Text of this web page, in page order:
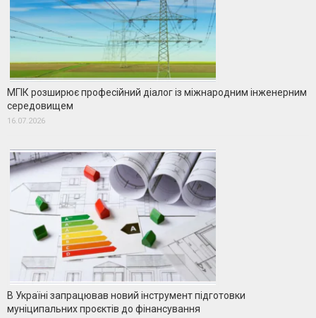
МГІК розширює професійний діалог із міжнародним інженерним
середовищем
16.07.2026
В Україні запрацював новий інструмент підготовки
муніципальних проєктів до фінансування